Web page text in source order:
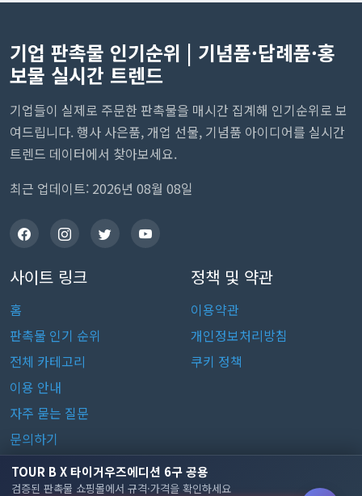
TOUR B X 타이거우즈에디션 6구 공용
검증된 판촉물 쇼핑몰에서 규격·가격을 확인하세요
기업 판촉물 인기순위 | 기념품·답례품·홍
보물 실시간 트렌드
기업들이 실제로 주문한 판촉물을 매시간 집계해 인기순위로 보
여드립니다. 행사 사은품, 개업 선물, 기념품 아이디어를 실시간
트렌드 데이터에서 찾아보세요.
최근 업데이트: 2026년 08월 08일
사이트 링크
홈
판촉물 인기 순위
전체 카테고리
이용 안내
자주 묻는 질문
문의하기
정책 및 약관
이용약관
개인정보처리방침
쿠키 정책
판촉물 카테고리